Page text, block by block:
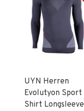
UYN Herren
Evolutyon Sport
Shirt Longsleeve